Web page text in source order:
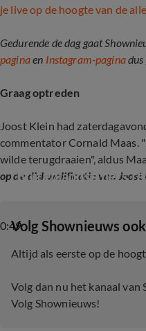
je live op de hoogte van de
Gedurende de dag gaat
paginaen Instagram-paginadus
Graag optreden
Joost Klein had
commentator Cornald Maas.
wilde terugdraaien", aldus
op de diskwalificatie van Joost
0:49
Buitenlandse pers
‎Volg Shownieuws
Altijd als eerste op de
Volg dan nu het kanaal
Volg Shownieuws!